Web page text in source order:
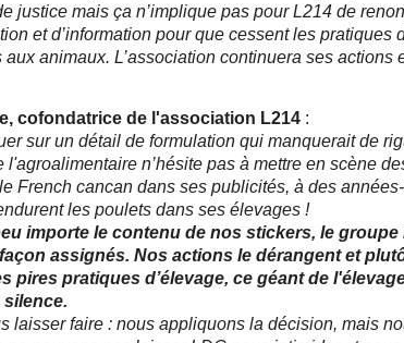
justice mais ça n’implique pas pour L214 de
et d’information pour que cessent les pratiques
animaux. L’association continuera ses actions
cofondatrice de l'association L214 :
sur un détail de formulation qui manquerait de
l'agroalimentaire n’hésite pas à mettre en scène
French cancan dans ses publicités, à des
les poulets dans ses élevages !
importe le contenu de nos stickers, le groupe
assignés. Nos actions le dérangent et
pires pratiques d’élevage, ce géant de
laisser faire : nous appliquons la décision, mais